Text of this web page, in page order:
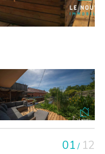
01 / 12